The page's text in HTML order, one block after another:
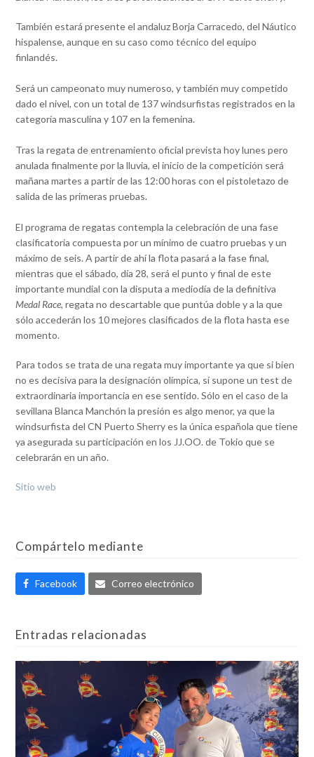
También estará presente el andaluz Borja Carracedo, del Náutico
hispalense, aunque en su caso como técnico del equipo
finlandés.
Será un campeonato muy numeroso, y también muy competido
dado el nivel, con un total de 137 windsurfistas registrados en la
categoría masculina y 107 en la femenina.
Tras la regata de entrenamiento oficial prevista hoy lunes pero
anulada finalmente por la lluvia, el inicio de la competición será
mañana martes a partir de las 12:00 horas con el pistoletazo de
salida de las primeras pruebas.
El programa de regatas contempla la celebración de una fase
clasificatoria compuesta por un mínimo de cuatro pruebas y un
máximo de seis. A partir de ahí la flota pasará a la fase final,
mientras que el sábado, día 28, será el punto y final de este
importante mundial con la disputa a mediodía de la definitiva
Medal Race, regata no descartable que puntúa doble y a la que
sólo accederán los 10 mejores clasificados de la flota hasta ese
momento.
Para todos se trata de una regata muy importante ya que si bien
no es decisiva para la designación olímpica, sí supone un test de
extraordinaria importancia en ese sentido. Sólo en el caso de la
sevillana Blanca Manchón la presión es algo menor, ya que la
windsurfista del CN Puerto Sherry es la única española que tiene
ya asegurada su participación en los JJ.OO. de Tokio que se
celebrarán en un año.
Sitio web
Compártelo mediante
Facebook Correo electrónico
Entradas relacionadas